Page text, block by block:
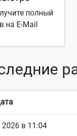
полный
на E-Mail
2026 в 11:04